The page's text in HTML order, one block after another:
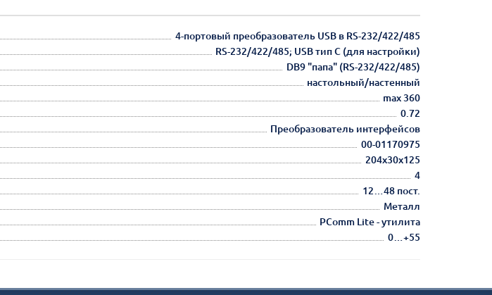
4-портовый преобразователь USB в RS-232/422/485
RS-232/422/485; USB тип C (для настройки)
DB9 "папа" (RS-232/422/485)
настольный/настенный
max 360
0.72
Преобразователь интерфейсов
00-01170975
204х30х125
4
12…48 пост.
Металл
PComm Lite - утилита
0…+55